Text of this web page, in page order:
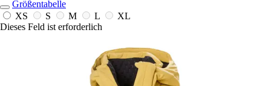
Größentabelle
XS
S M L
XL
Dieses Feld ist erforderlich